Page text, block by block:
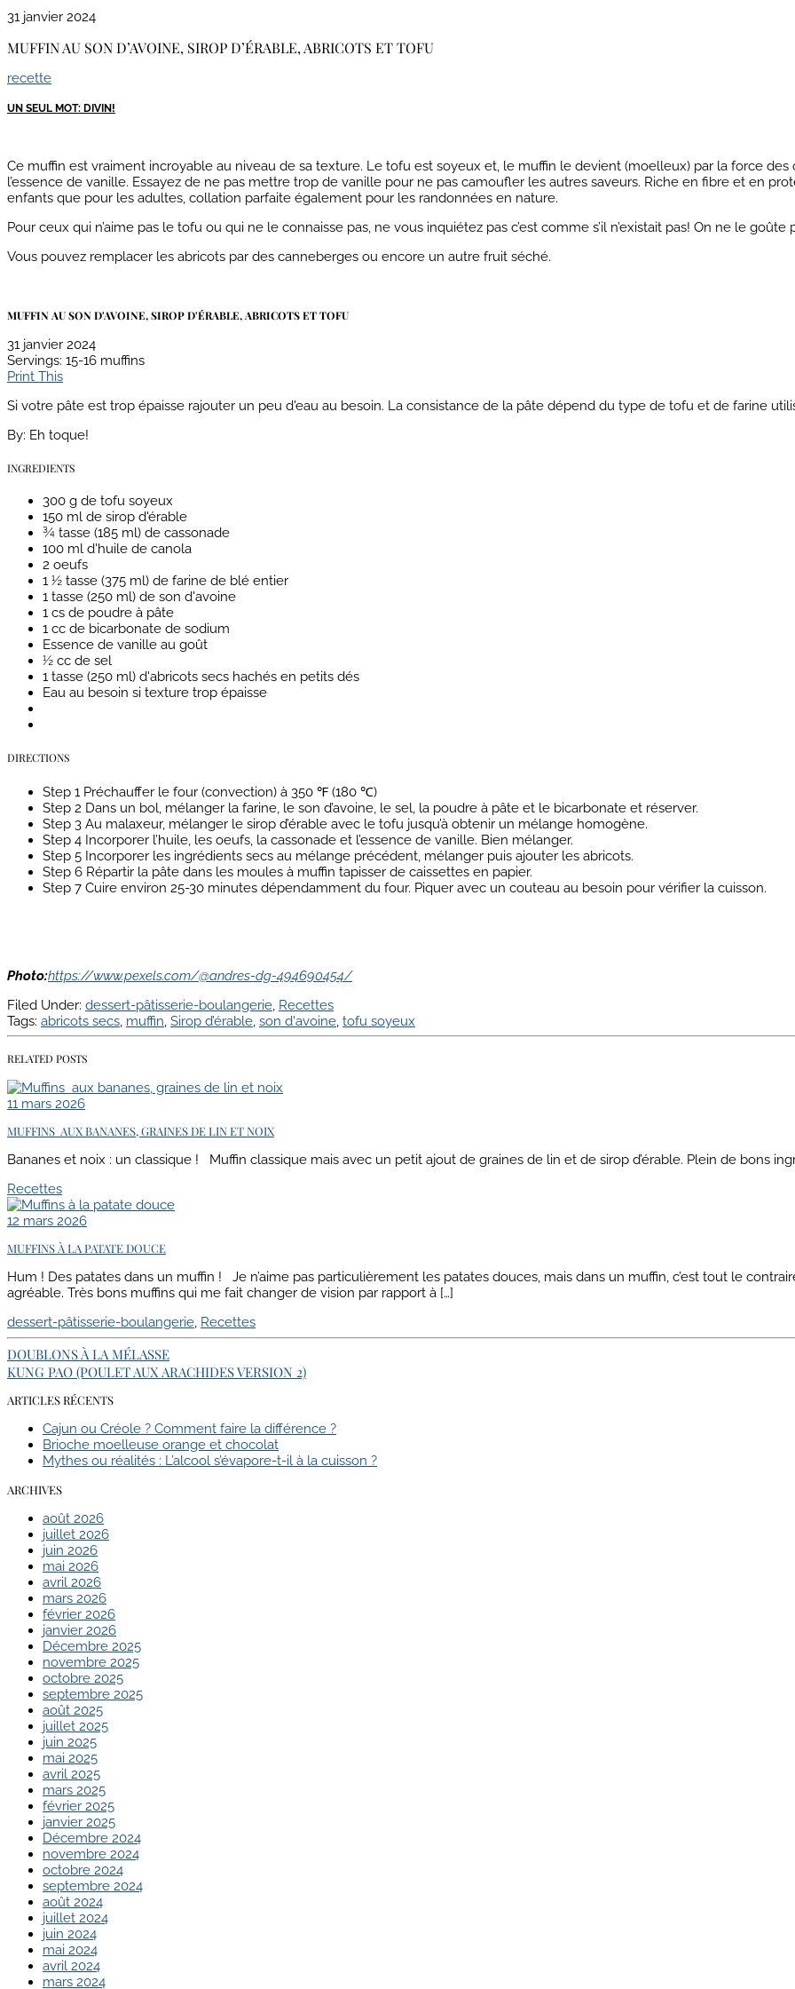
31 janvier 2024
MUFFIN AU SON D’AVOINE, SIROP D’ÉRABLE, ABRICOTS ET TOFU
recette
UN SEUL MOT: DIVIN!
Ce muffin est vraiment incroyable au niveau de sa texture. Le tofu est soyeux et, le muffin le devient (moelleux) par la force des
l’essence de vanille. Essayez de ne pas mettre trop de vanille pour ne pas camoufler les autres saveurs. Riche en fibre et en
enfants que pour les adultes, collation parfaite également pour les randonnées en nature.
Pour ceux qui n’aime pas le tofu ou qui ne le connaisse pas, ne vous inquiétez pas c’est comme s’il n’existait pas! On ne le goûte
Vous pouvez remplacer les abricots par des canneberges ou encore un autre fruit séché.
MUFFIN AU SON D'AVOINE, SIROP D'ÉRABLE, ABRICOTS ET TOFU
31 janvier 2024
Servings: 15-16 muffins
Print This
Si votre pâte est trop épaisse rajouter un peu d'eau au besoin. La consistance de la pâte dépend du type de tofu et de farine
By: Eh toque!
INGREDIENTS
300 g de tofu soyeux
150 ml de sirop d'érable
¾ tasse (185 ml) de cassonade
100 ml d'huile de canola
2 oeufs
1 ½ tasse (375 ml) de farine de blé entier
1 tasse (250 ml) de son d'avoine
1 cs de poudre à pâte
1 cc de bicarbonate de sodium
Essence de vanille au goût
½ cc de sel
1 tasse (250 ml) d'abricots secs hachés en petits dés
Eau au besoin si texture trop épaisse
DIRECTIONS
Step 1 Préchauffer le four (convection) à 350 ℉ (180 ℃)
Step 2 Dans un bol, mélanger la farine, le son d’avoine, le sel, la poudre à pâte et le bicarbonate et réserver.
Step 3 Au malaxeur, mélanger le sirop d’érable avec le tofu jusqu’à obtenir un mélange homogène.
Step 4 Incorporer l’huile, les oeufs, la cassonade et l’essence de vanille. Bien mélanger.
Step 5 Incorporer les ingrédients secs au mélange précédent, mélanger puis ajouter les abricots.
Step 6 Répartir la pâte dans les moules à muffin tapisser de caissettes en papier.
Step 7 Cuire environ 25-30 minutes dépendamment du four. Piquer avec un couteau au besoin pour vérifier la cuisson.
Photo:https://www.pexels.com/@andres-dg-494690454/
Filed Under: dessert-pâtisserie-boulangerie, Recettes
Tags: abricots secs, muffin, Sirop d’érable, son d'avoine, tofu soyeux
RELATED POSTS
11 mars 2026
MUFFINS AUX BANANES, GRAINES DE LIN ET NOIX
Bananes et noix : un classique ! Muffin classique mais avec un petit ajout de graines de lin et de sirop d’érable. Plein de bons
Recettes
12 mars 2026
MUFFINS À LA PATATE DOUCE
Hum ! Des patates dans un muffin ! Je n’aime pas particulièrement les patates douces, mais dans un muffin, c’est tout le
agréable. Très bons muffins qui me fait changer de vision par rapport à […]
dessert-pâtisserie-boulangerie, Recettes
DOUBLONS À LA MÉLASSE
KUNG PAO (POULET AUX ARACHIDES VERSION 2)
ARTICLES RÉCENTS
Cajun ou Créole ? Comment faire la différence ?
Brioche moelleuse orange et chocolat
Mythes ou réalités : L’alcool s’évapore-t-il à la cuisson ?
ARCHIVES
août 2026
juillet 2026
juin 2026
mai 2026
avril 2026
mars 2026
février 2026
janvier 2026
Décembre 2025
novembre 2025
octobre 2025
septembre 2025
août 2025
juillet 2025
juin 2025
mai 2025
avril 2025
mars 2025
février 2025
janvier 2025
Décembre 2024
novembre 2024
octobre 2024
septembre 2024
août 2024
juillet 2024
juin 2024
mai 2024
avril 2024
mars 2024